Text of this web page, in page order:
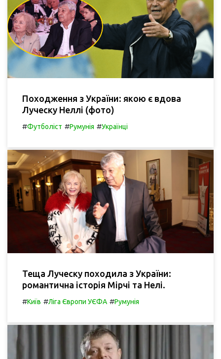
Походження з України: якою є вдова
Луческу Неллі (фото)
#Футболіст #Румунія #Українці
Теща Луческу походила з України:
романтична історія Мірчі та Нелі.
#Київ #Ліга Європи УЄФА #Румунія